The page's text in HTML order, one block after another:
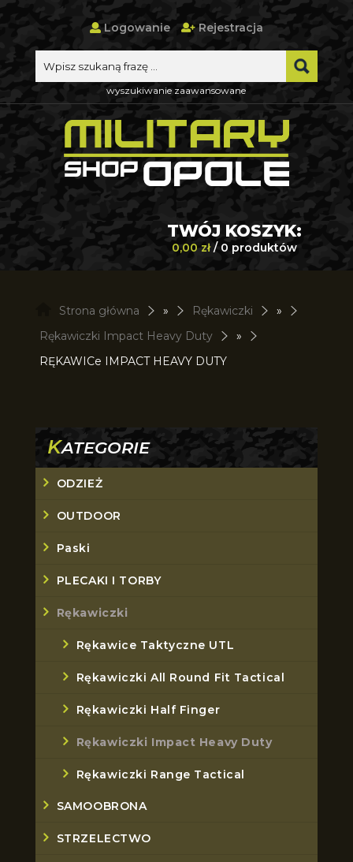
Logowanie Rejestracja
wyszukiwanie zaawansowane
TWÓJ KOSZYK:
0,00 zł/ 0 produktów
Strona główna » Rękawiczki
»
Rękawiczki Impact Heavy Duty
»
RĘKAWICe IMPACT HEAVY DUTY
KATEGORIE
ODZIEŻ
OUTDOOR
Paski
PLECAKI I TORBY
Rękawiczki
Rękawice Taktyczne UTL
Rękawiczki All Round Fit Tactical
Rękawiczki Half Finger
Rękawiczki Impact Heavy Duty
Rękawiczki Range Tactical
SAMOOBRONA
STRZELECTWO